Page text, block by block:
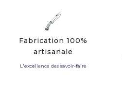
Fabrication 100%
artisanale
L'excellence des savoir-faire